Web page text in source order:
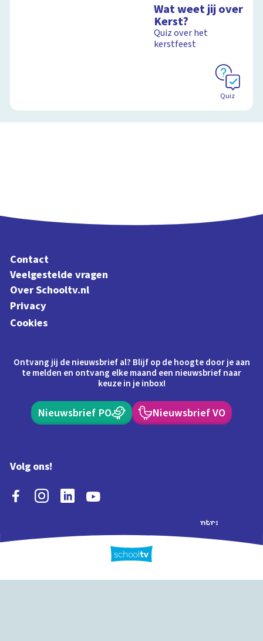
Wat weet jij over
Kerst?
Quiz over het
kerstfeest
Quiz
Contact
Veelgestelde vragen
Over Schooltv.nl
Privacy
Cookies
Ontvang jij de nieuwsbrief al? Blijf op de hoogte door je aan
te melden en ontvang elke maand een nieuwsbrief naar
keuze in je inbox!
Nieuwsbrief PO Nieuwsbrief VO
Volg ons!